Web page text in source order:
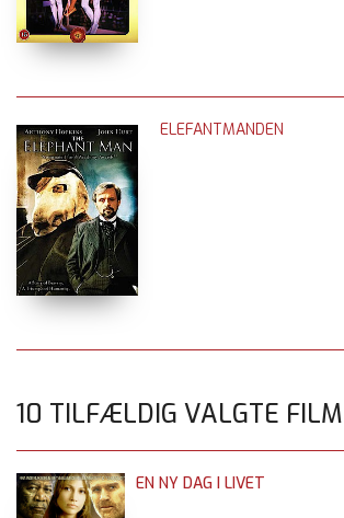
ELEFANTMANDEN
10 TILFÆLDIG VALGTE FILM
EN NY DAG I LIVET